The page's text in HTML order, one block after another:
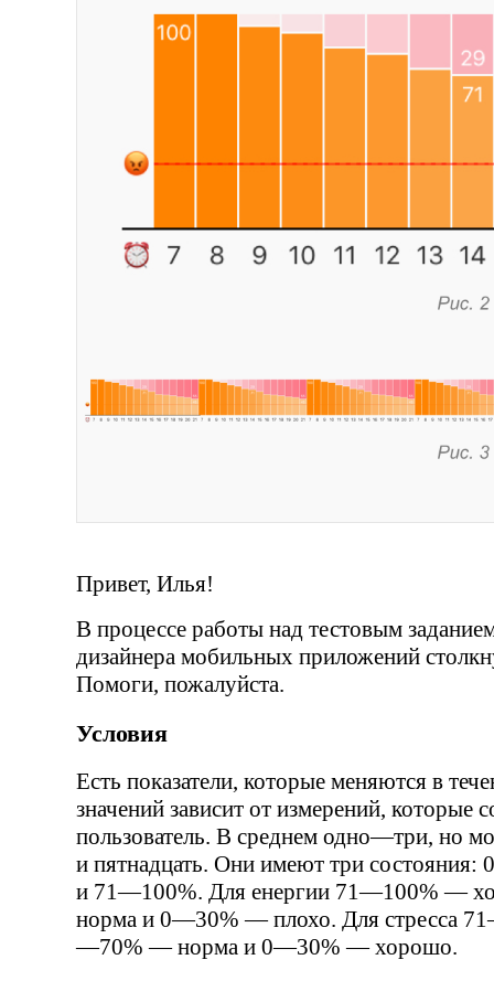
Привет, Илья!
В процессе работы над тестовым
дизайнера мобильных приложений
Помоги, пожалуйста.
Условия
Есть показатели, которые меняются в
значений зависит от измерений, которые
пользователь. В среднем одно—три, но
и пятнадцать. Они имеют три
и 71—100%. Для енергии 71—100% —
норма и 0—30% — плохо. Для стресса
—70% — норма и 0—30% — хорошо.